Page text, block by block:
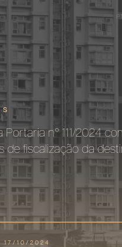
Portaria n° 111/2024
de fiscalização da
17/10/2024